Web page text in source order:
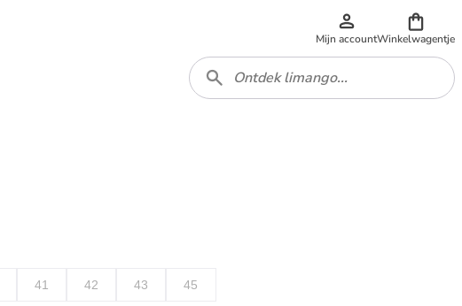
Mijn accountWinkelwagentje
41 42 43 45